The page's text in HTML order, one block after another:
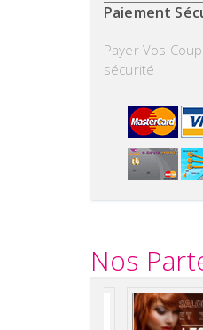
Paiement
Payer Vos
sécurité
Nos